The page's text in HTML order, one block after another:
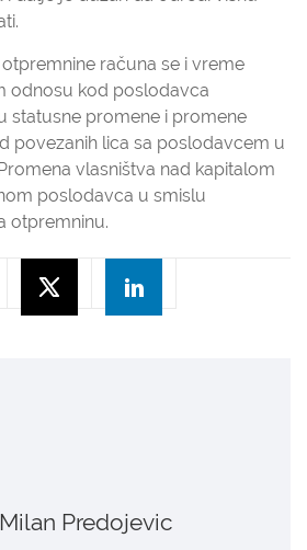
računa se i vreme
odnosu kod poslodavca
statusne promene i promene
povezanih lica sa poslodavcem u
vlasništva nad kapitalom
poslodavca u smislu
otpremninu.
Predojevic